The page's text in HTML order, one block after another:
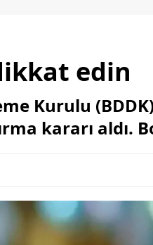
edin
Kurulu
kararı aldı.